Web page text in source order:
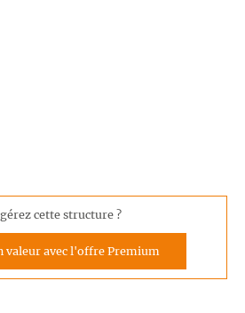
cette structure ?
valeur avec l'offre Premium